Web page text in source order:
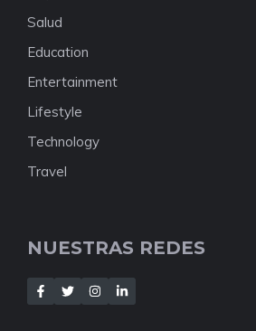
Salud
Education
Entertainment
Lifestyle
Technology
Travel
NUESTRAS REDES